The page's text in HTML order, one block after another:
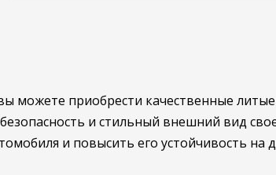
можете приобрести качественные
и стильный внешний вид
и повысить его устойчивость на